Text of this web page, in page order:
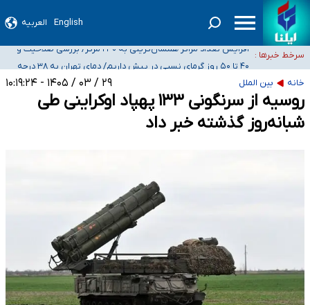
English العربیه
سرخط خبرها :
ضرورت آموزش حریم خصوصی در فضای آنلاین در مدارس/ هزینه‌های سنگین
اجتماعی انتشار تصاویر خصوصی برای قربانیان/ سوءاستفاده مجرمان از ترس
رسوایی
نظارت‌ها به سازمان تبلیغات واگذار شده است
می‌رسد
موضع وزارت بهداشت درباره ظرفیت پزشکی کنکور ۱۴۰۵: خواستار اصلاح ظرفیت‌ها
هستیم، اما هنوز پاسخ مشخصی نگرفته‌ایم
تعویق آزمون ورودی دکترای تخصصی فرماندهی صحنه عملیات و دکترای تخصصی
جغرافیای نظامی دافوس آجا
خانه بین الملل ۲۹ / ۰۳ / ۱۴۰۵ - ۱۰:۱۹:۲۴
روسیه از سرنگونی ۱۳۳ پهپاد اوکراینی طی
شبانه‌روز گذشته خبر داد